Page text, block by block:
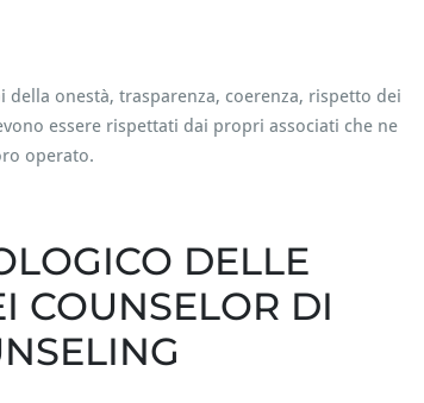
onestà, trasparenza, coerenza, rispetto dei
essere rispettati dai propri associati che ne
operato.
DELLE
COUNSELOR DI